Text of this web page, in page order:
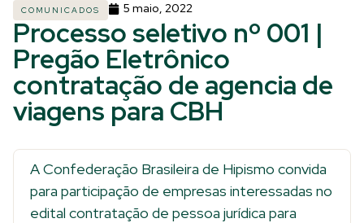
COMUNICADOS 5 maio, 2022
Processo seletivo nº 001 |
Pregão Eletrônico
contratação de agencia de
viagens para CBH
A Confederação Brasileira de Hipismo convida
para participação de empresas interessadas no
edital contratação de pessoa jurídica para